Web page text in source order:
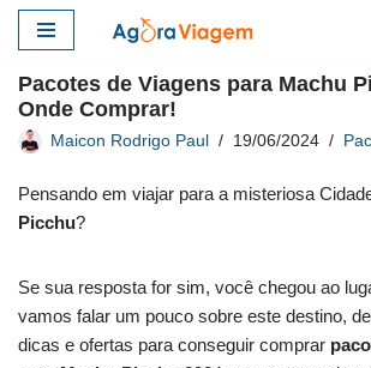
para
o
conteúdo
Pacotes de Viagens para Machu
Onde Comprar!
Maicon Rodrigo Paul 19/06/2024
Pensando em viajar para a misteriosa
Picchu?
Se sua resposta for sim, você chegou ao
vamos falar um pouco sobre este destino,
dicas e ofertas para conseguir comprar